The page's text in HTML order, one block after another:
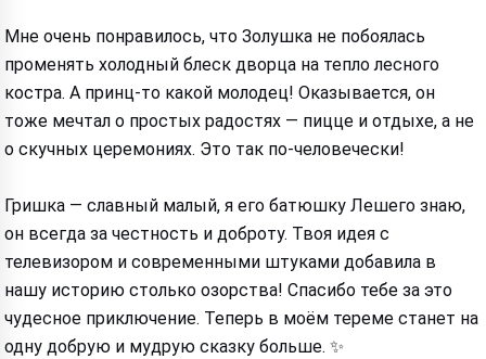
Мне очень понравилось, что Золушка не побоялась
променять холодный блеск дворца на тепло лесного
костра. А принц-то какой молодец! Оказывается, он
тоже мечтал о простых радостях — пицце и отдыхе, а не
о скучных церемониях. Это так по-человечески!
Гришка — славный малый, я его батюшку Лешего знаю,
он всегда за честность и доброту. Твоя идея с
телевизором и современными штуками добавила в
нашу историю столько озорства! Спасибо тебе за это
чудесное приключение. Теперь в моём тереме станет на
одну добрую и мудрую сказку больше. ✨